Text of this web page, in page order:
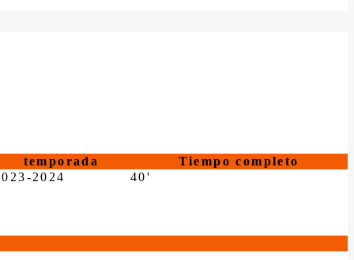
temporada
Tiempo completo
2024 40'